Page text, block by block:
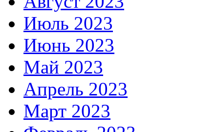
Июль 2023
Июнь 2023
Май 2023
Апрель 2023
Март 2023